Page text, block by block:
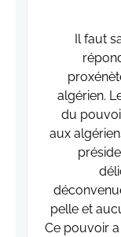
Il faut
algérien.
du
aux
pelle et
Ce pouvoir a